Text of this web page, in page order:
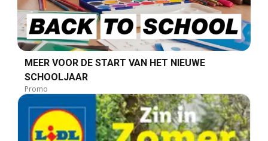
MEER VOOR DE START VAN HET NIEUWE
SCHOOLJAAR
Promo